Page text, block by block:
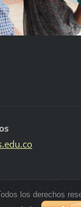
co
los derechos